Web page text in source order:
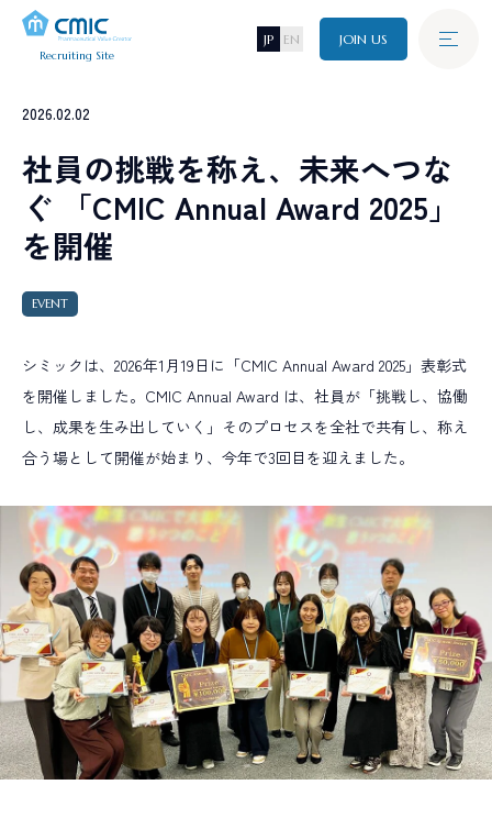
Recruiting Site
JP EN JOIN US
シミックについて
O B
仕事について
IN
C R OS TAL K
クロストーク
WORKING ENVIRONMEN T
RECRUIT INFO
採用情報
TOPI CS
最新情報
ALL TAGs
Graduate
新卒採用
Career
キャリア採用
Disability
Referral
リファラル採用
Alumni
アルムナイ採用
2026.02.02
社員の挑戦を称え、未来へつな
ぐ 「CMIC Annual Award 2025」
を開催
EVENT
シミックは、2026年1月19日に「CMIC Annual Award 2025」表彰式
を開催しました。CMIC Annual Award は、社員が「挑戦し、協働
し、成果を生み出していく」そのプロセスを全社で共有し、称え
合う場として開催が始まり、今年で3回目を迎えました。